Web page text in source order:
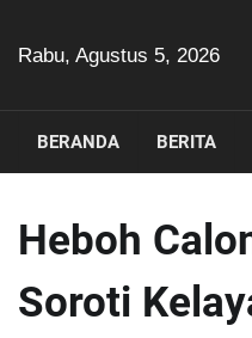
Rabu, Agustus 5, 2026
BERANDA BERITA
Heboh
Soroti